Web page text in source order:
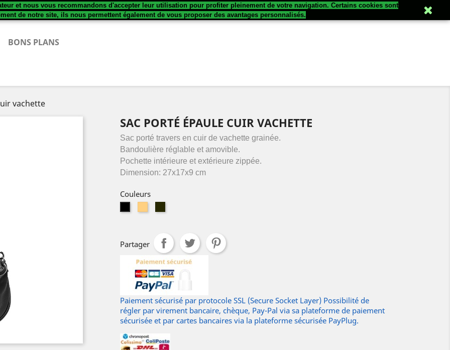
Connexion
BONS PLANS
vachette
SAC PORTÉ ÉPAULE CUIR VACHETTE
Sac porté travers en cuir de vachette grainée.
Bandoulière réglable et amovible.
Pochette intérieure et extérieure zippée.
Dimension: 27x17x9 cm
Couleurs
Partager
Paiement sécurisé par protocole SSL (Secure Socket Layer) Possibilité de
régler par virement bancaire, chèque, Pay-Pal via sa plateforme de paiement
sécurisée et par cartes bancaires via la plateforme sécurisée PayPlug.
et nous vous recommandons d'accepter leur utilisation pour profiter pleinement de votre navigation. Certains cookies sont
de notre site, ils nous permettent également de vous proposer des avantages personnalisés.